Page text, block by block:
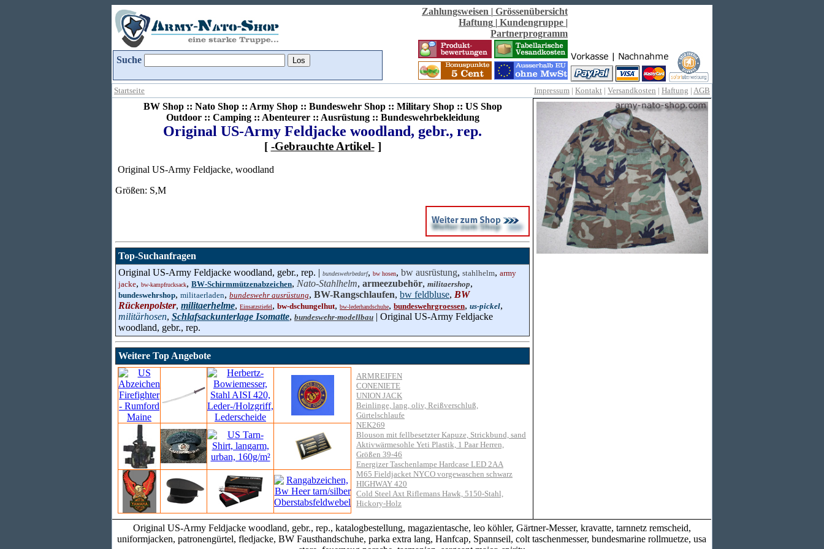
Suche
Zahlungsweisen | Grössenübersicht
Haftung | Kundengruppe |
Partnerprogramm
Startseite Impressum | Kontakt | Versandkosten | Haftung | AGB
BW Shop :: Nato Shop :: Army Shop :: Bundeswehr Shop :: Military Shop :: US Shop
Outdoor :: Camping :: Abenteurer :: Ausrüstung :: Bundeswehrbekleidung
Original US-Army Feldjacke woodland, gebr., rep.
[ -Gebrauchte Artikel-]
Original US-Army Feldjacke, woodland
Größen: S,M
Top-Suchanfragen
Original US-Army Feldjacke woodland, gebr., rep. | bundeswehrbedarf, bw hosen, bw ausrüstung, stahlhelm, army
jacke, bw-kampfrucksack, BW-Schirmmützenabzeichen, Nato-Stahlhelm, armeezubehör, militaershop,
bundeswehrshop, militaerladen, bundeswehr ausrüstung, BW-Rangschlaufen, bw feldbluse, BW
Rückenpolster, militaerhelme, Einsatzstiefel, bw-dschungelhut, bw-lederhandschuhe, bundeswehrgroessen, us-pickel,
militärhosen, Schlafsackunterlage Isomatte, bundeswehr-modellbau | Original US-Army Feldjacke
woodland, gebr., rep.
Weitere Top Angebote
ARMREIFEN
CONENIETE
UNION JACK
Beinlinge, lang, oliv, Reißverschluß,
Gürtelschlaufe
NEK269
Blouson mit fellbesetzter Kapuze, Strickbund, sand
Aktivwärmesohle Yeti Plastik, 1 Paar Herren,
Größen 39-46
Energizer Taschenlampe Hardcase LED 2AA
M65 Fieldjacket NYCO vorgewaschen schwarz
HIGHWAY 420
Cold Steel Axt Riflemans Hawk, 5150-Stahl,
Hickory-Holz
Original US-Army Feldjacke woodland, gebr., rep., katalogbestellung, magazientasche, leo köhler, Gärtner-Messer, kravatte, tarnnetz remscheid,
uniformjacken, patronengürtel, fledjacke, BW Fausthandschuhe, parka extra lang, Hanfcap, Spannseil, colt taschenmesser, bundesmarine rollmuetze, usa